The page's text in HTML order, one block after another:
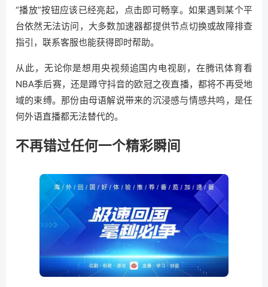
“播放”按钮应该已经亮起，点击即可畅享。如果遇到某个平
台依然无法访问，大多数加速器都提供节点切换或故障排查
指引，联系客服也能获得即时帮助。
从此，无论你是想用央视频追国内电视剧，在腾讯体育看
NBA季后赛，还是蹲守抖音的欧冠之夜直播，都将不再受地
域的束缚。那份由母语解说带来的沉浸感与情感共鸣，是任
何外语直播都无法替代的。
不再错过任何一个精彩瞬间